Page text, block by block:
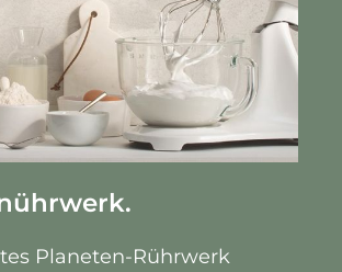
Planeten-Rührwerk